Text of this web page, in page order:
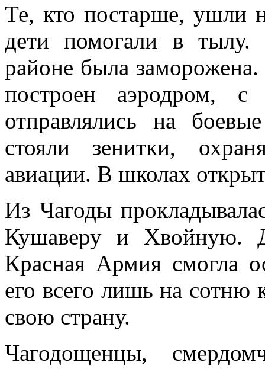
Те, кто постарше, ушли
дети помогали в тылу.
районе была
построен аэродром, с
отправлялись на
стояли зенитки,
авиации. В школах
Из Чагоды
Кушаверу и Хвойную.
Красная Армия смогла
его всего лишь на сотню
свою страну.
Чагодощенцы,